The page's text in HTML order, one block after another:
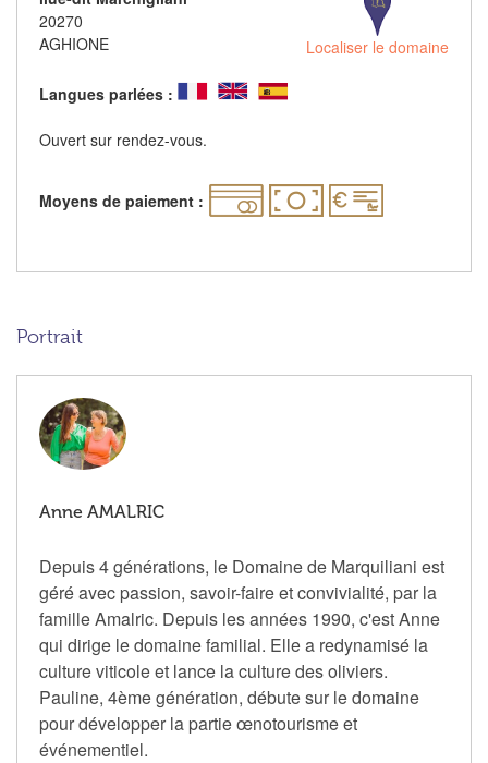
20270
AGHIONE
Localiser le domaine
Langues parlées :
Ouvert sur rendez-vous.
Moyens de paiement :
Portrait
Anne AMALRIC
Depuis 4 générations, le Domaine de Marquiliani est
géré avec passion, savoir-faire et convivialité, par la
famille Amalric. Depuis les années 1990, c'est Anne
qui dirige le domaine familial. Elle a redynamisé la
culture viticole et lance la culture des oliviers.
Pauline, 4ème génération, débute sur le domaine
pour développer la partie œnotourisme et
événementiel.